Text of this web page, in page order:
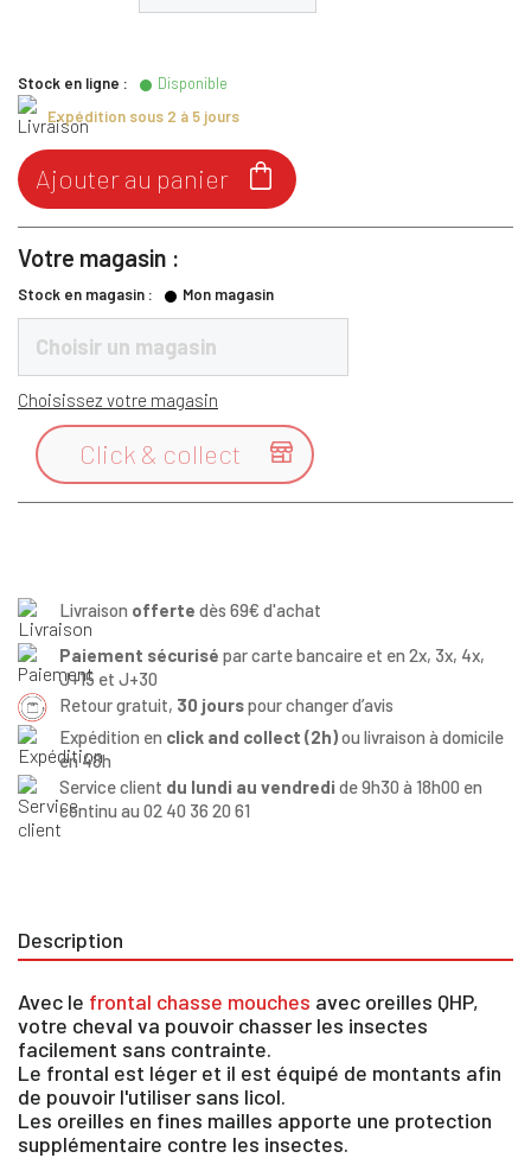
Stock en ligne :
Disponible
Expédition sous 2 à 5 jours

Ajouter au panier
Votre magasin :
Stock en magasin : Mon magasin
Choisir un magasin
Choisissez votre magasin

Click & collect
Livraison offerte dès 69€ d'achat
Paiement sécurisé par carte bancaire et en 2x, 3x, 4x,
J+15 et J+30
Retour gratuit, 30 jourspour changer d’avis
Expédition en click and collect (2h)ou livraison à domicile
en 48h
Service client du lundi au vendredi de 9h30 à 18h00 en
continu au 02 40 36 20 61
Description
Avec le frontal chasse mouches avec oreilles QHP,
votre cheval va pouvoir chasser les insectes
facilement sans contrainte.
Le frontal est léger et il est équipé de montants afin
de pouvoir l'utiliser sans licol.
Les oreilles en fines mailles apporte une protection
supplémentaire contre les insectes.